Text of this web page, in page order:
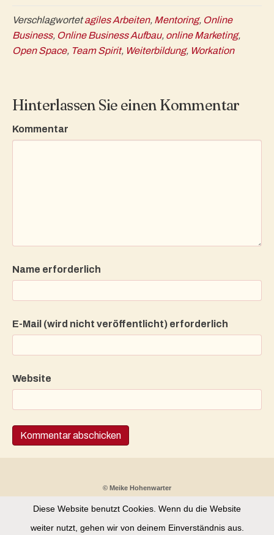
Verschlagwortetagiles Arbeiten, Mentoring, Online
Business, Online Business Aufbau, online Marketing,
Open Space, Team Spirit, Weiterbildung, Workation
Hinterlassen Sie einen Kommentar
Kommentar
Name erforderlich
E-Mail (wird nicht veröffentlicht) erforderlich
Website
© Meike Hohenwarter
Partnerprogramm Kontakt Datenschutz
Impressum
Diese Website benutzt Cookies. Wenn du die Website
weiter nutzt, gehen wir von deinem Einverständnis aus.